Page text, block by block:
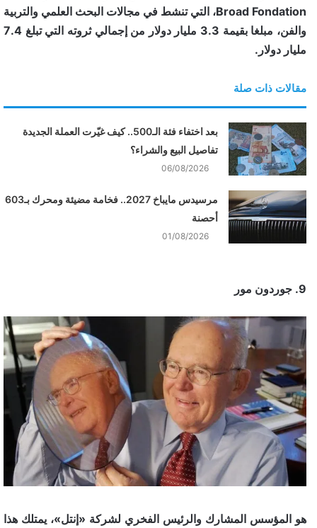
Broad Fondation، التي تنشط في مجالات البحث العلمي والتربية
والفن، مبلغا بقيمة 3.3 مليار دولار من إجمالي ثروته التي تبلغ 7.4
مليار دولار.
مقالات ذات صلة
بعد اختفاء فئة الـ500.. كيف غيّرت العملة الجديدة
تفاصيل البيع والشراء؟
06/08/2026
مرسيدس مايباخ 2027.. فخامة مضيئة ومحرك بـ603
أحصنة
01/08/2026
9. جوردون مور
هو المؤسس المشارك والرئيس الفخري لشركة «إنتل»، يمتلك هذا